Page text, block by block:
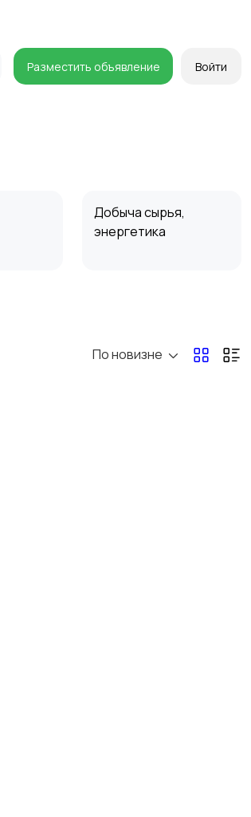
Разместить объявление Войти
Добыча сырья,
энергетика
По новизне